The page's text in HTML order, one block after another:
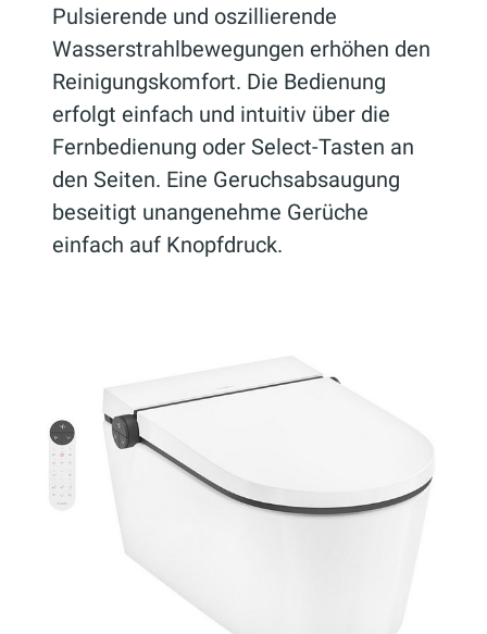
Pulsierende und oszillierende
Wasserstrahlbewegungen erhöhen den
Reinigungskomfort. Die Bedienung
erfolgt einfach und intuitiv über die
Fernbedienung oder Select-Tasten an
den Seiten. Eine Geruchsabsaugung
beseitigt unangenehme Gerüche
einfach auf Knopfdruck.